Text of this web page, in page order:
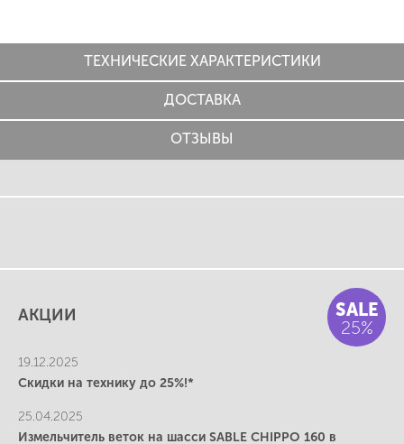
ТЕХНИЧЕСКИЕ ХАРАКТЕРИСТИКИ
ДОСТАВКА
ОТЗЫВЫ
АКЦИИ
SALE
25%
19.12.2025
Скидки на технику до 25%!*
25.04.2025
Измельчитель веток на шасси SABLE CHIPPO 160 в